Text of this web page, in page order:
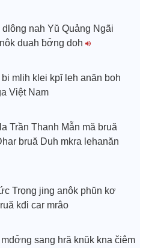
nah Yŭ Quảng Ngãi
duah ƀơ̆ng doh
mlih klei kpĭ leh anăn boh
Việt Nam
Trần Thanh Mẫn mă bruă
bruă Duh mkra lehanăn
Trọng jing anôk phŭn kơ
kđi car mrâo
sang hră knŭk kna čiêm